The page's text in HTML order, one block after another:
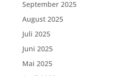
September 2025
August 2025
Juli 2025
Juni 2025
Mai 2025